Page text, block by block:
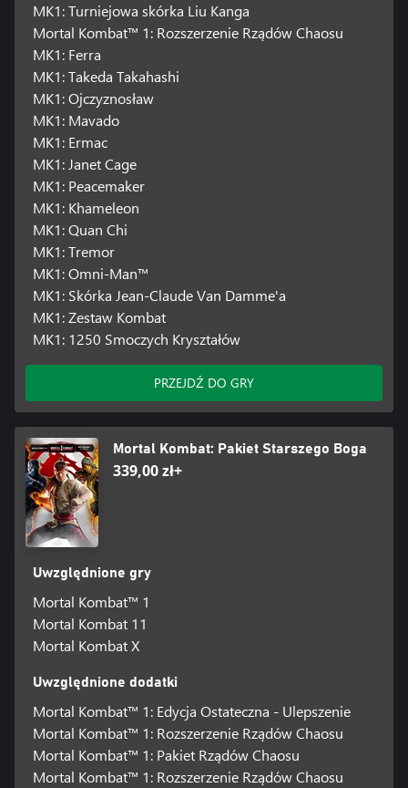
MK1: Turniejowa skórka Liu Kanga
Mortal Kombat™ 1: Rozszerzenie Rządów Chaosu
MK1: Ferra
MK1: Takeda Takahashi
MK1: Ojczyznosław
MK1: Mavado
MK1: Ermac
MK1: Janet Cage
MK1: Peacemaker
MK1: Khameleon
MK1: Quan Chi
MK1: Tremor
MK1: Omni-Man™
MK1: Skórka Jean-Claude Van Damme'a
MK1: Zestaw Kombat
MK1: 1250 Smoczych Kryształów
PRZEJDŹ DO GRY
Mortal Kombat: Pakiet Starszego Boga
339,00 zł+
Uwzględnione gry
Mortal Kombat™ 1
Mortal Kombat 11
Mortal Kombat X
Uwzględnione dodatki
Mortal Kombat™ 1: Edycja Ostateczna - Ulepszenie
Mortal Kombat™ 1: Rozszerzenie Rządów Chaosu
Mortal Kombat™ 1: Pakiet Rządów Chaosu
Mortal Kombat™ 1: Rozszerzenie Rządów Chaosu